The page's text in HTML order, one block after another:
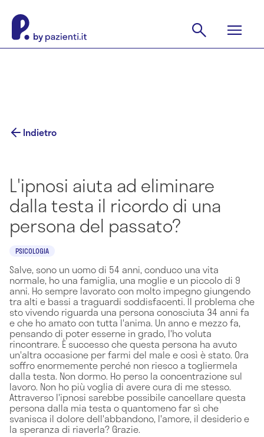
Indietro
L'ipnosi aiuta ad eliminare
dalla testa il ricordo di una
persona del passato?
PSICOLOGIA
Salve, sono un uomo di 54 anni, conduco una vita
normale, ho una famiglia, una moglie e un piccolo di 9
anni. Ho sempre lavorato con molto impegno giungendo
tra alti e bassi a traguardi soddisfacenti. Il problema che
sto vivendo riguarda una persona conosciuta 34 anni fa
e che ho amato con tutta l'anima. Un anno e mezzo fa,
pensando di poter esserne in grado, l'ho voluta
rincontrare. È successo che questa persona ha avuto
un'altra occasione per farmi del male e così è stato. Ora
soffro enormemente perché non riesco a togliermela
dalla testa. Non dormo. Ho perso la concentrazione sul
lavoro. Non ho più voglia di avere cura di me stesso.
Attraverso l'ipnosi sarebbe possibile cancellare questa
persona dalla mia testa o quantomeno far sì che
svanisca il dolore dell'abbandono, l'amore, il desiderio e
la speranza di riaverla? Grazie.